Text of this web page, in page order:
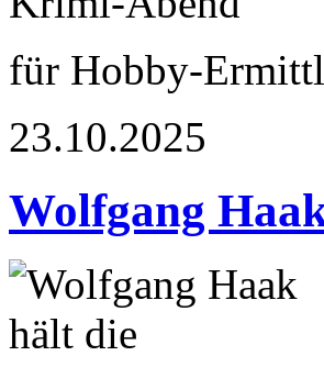
für Hobby-
23.10.2025
Wolfgang